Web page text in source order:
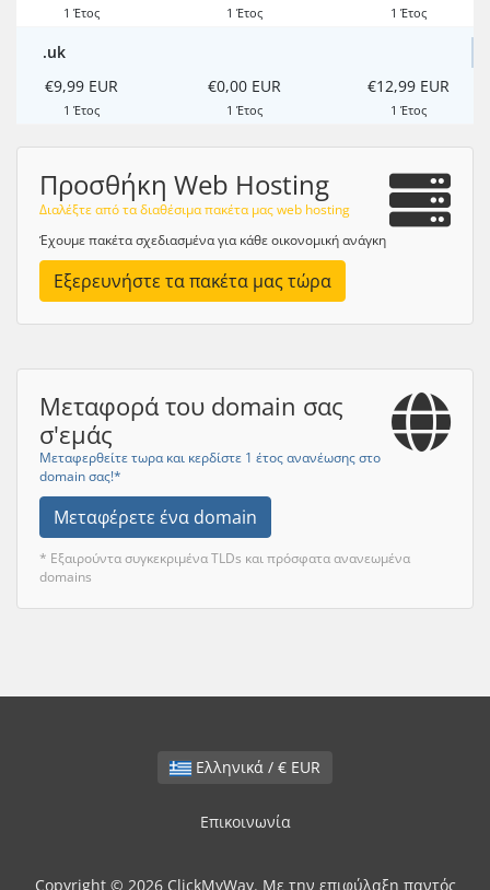
1 Έτος 1 Έτος 1 Έτος
.uk
€9,99 EUR
1 Έτος
€0,00 EUR
1 Έτος
€12,99 EUR
1 Έτος
Προσθήκη Web Hosting
Διαλέξτε από τα διαθέσιμα πακέτα μας web hosting
Έχουμε πακέτα σχεδιασμένα για κάθε οικονομική ανάγκη
Εξερευνήστε τα πακέτα μας τώρα
Μεταφορά του domain σας
σ'εμάς
Μεταφερθείτε τωρα και κερδίστε 1 έτος ανανέωσης στο
domain σας!*
Μεταφέρετε ένα domain
* Εξαιρούντα συγκεκριμένα TLDs και πρόσφατα ανανεωμένα
domains
Ελληνικά / € EUR
Επικοινωνία
Copyright © 2026 ClickMyWay. Με την επιφύλαξη παντός